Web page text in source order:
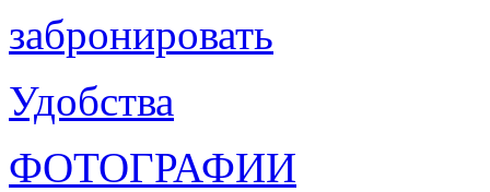
забронировать
Удобства
ФОТОГРАФИИ